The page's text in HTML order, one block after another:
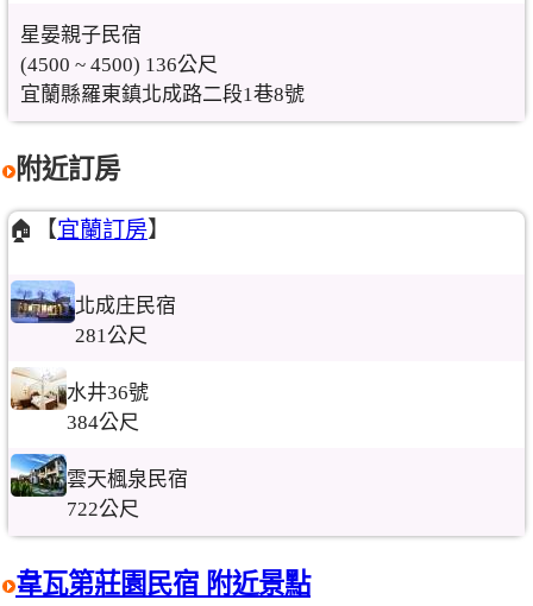
星晏親子民宿
(4500 ~ 4500) 136公尺
宜蘭縣羅東鎮北成路二段1巷8號
附近訂房
🏠【宜蘭訂房】
北成庄民宿
281公尺
水井36號
384公尺
雲天楓泉民宿
722公尺
韋瓦第莊園民宿 附近景點